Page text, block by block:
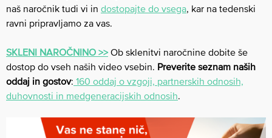
naš naročnik tudi vi in dostopajte do vsega, kar na tedenski
ravni pripravljamo za vas.
SKLENI NAROČNINO >>Ob sklenitvi naročnine dobite še
dostop do vseh naših video vsebin. Preverite seznam naših
oddaj in gostov: 160 oddaj o vzgoji, partnerskih odnosih,
duhovnosti in medgeneracijskih odnosih.